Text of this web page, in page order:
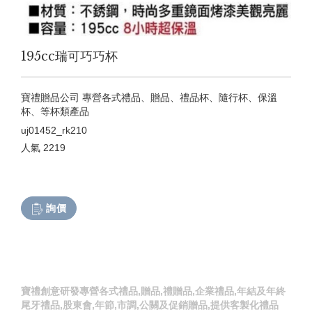
195cc瑞可巧巧杯
寶禮贈品公司 專營各式禮品、贈品、禮品杯、隨行杯、保溫
杯、等杯類產品
uj01452_rk210
人氣 2219
詢價
寶禮創意研發專營各式禮品,贈品,禮贈品,企業禮品,年結及年終
尾牙禮品,股東會,年節,市調,公關及促銷贈品,提供客製化禮品